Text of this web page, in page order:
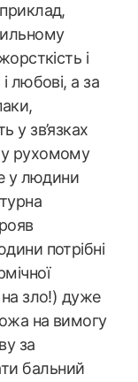
і
любові, а за
у зв’язках
у рухомому
у людини
потрібні
на зло!) дуже
на вимогу
за
бальний